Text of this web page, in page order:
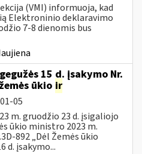
(VMI) informuoja, kad
Elektroninio deklaravimo
7-8 dienomis bus
15 d. įsakymo Nr.
ūkio ir
05
m. gruodžio 23 d. įsigaliojo
ūkio ministro 2023 m.
892 „Dėl Žemės ūkio
d. įsakymo...